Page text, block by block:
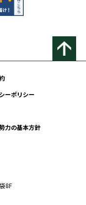
ーポリシー
力の基本方針
8F